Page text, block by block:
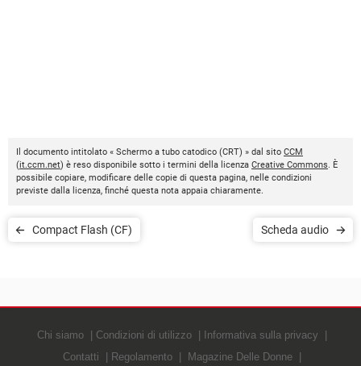
Il documento intitolato « Schermo a tubo catodico (CRT) » dal sito CCM
(it.ccm.net) è reso disponibile sotto i termini della licenza Creative Commons. È
possibile copiare, modificare delle copie di questa pagina, nelle condizioni
previste dalla licenza, finché questa nota appaia chiaramente.
Compact Flash (CF) Scheda audio
Chi siamo Condizioni di utilizzo
Informativa sulla privacy
Contatti
Regolamento Magazine Delle Donne